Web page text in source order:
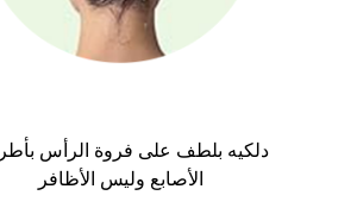
دلكيه بلطف على فروة الرأس
الأصابع وليس الأظافر